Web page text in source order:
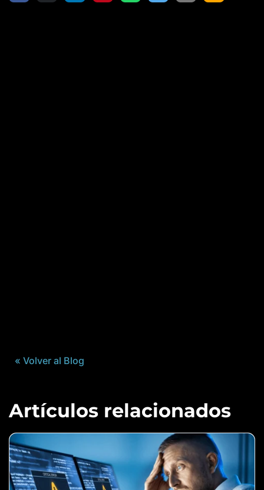
« Volver al Blog
Artículos relacionados